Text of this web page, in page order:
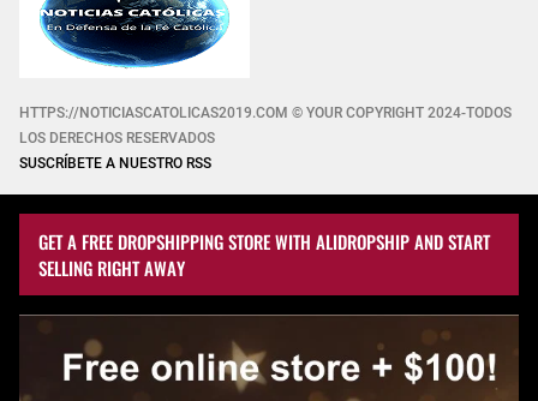
HTTPS://NOTICIASCATOLICAS2019.COM © YOUR COPYRIGHT 2024-TODOS
LOS DERECHOS RESERVADOS
SUSCRÍBETE A NUESTRO RSS
GET A FREE DROPSHIPPING STORE WITH ALIDROPSHIP AND START
SELLING RIGHT AWAY